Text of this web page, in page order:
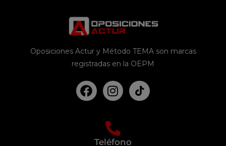
Oposiciones Actur y Método TEMA son marcas
registradas en la OEPM
Teléfono